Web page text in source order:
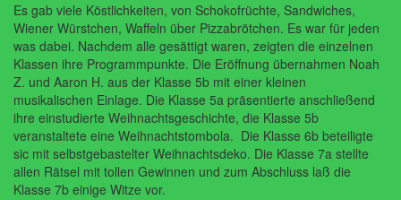
Es gab viele Köstlichkeiten, von Schokofrüchte, Sandwiches,
Wiener Würstchen, Waffeln über Pizzabrötchen. Es war für jeden
was dabei. Nachdem alle gesättigt waren, zeigten die einzelnen
Klassen ihre Programmpunkte. Die Eröffnung übernahmen Noah
Z. und Aaron H. aus der Klasse 5b mit einer kleinen
musikalischen Einlage. Die Klasse 5a präsentierte anschließend
ihre einstudierte Weihnachtsgeschichte, die Klasse 5b
veranstaltete eine Weihnachtstombola. Die Klasse 6b beteiligte
sic mit selbstgebastelter Weihnachtsdeko. Die Klasse 7a stellte
allen Rätsel mit tollen Gewinnen und zum Abschluss laß die
Klasse 7b einige Witze vor.